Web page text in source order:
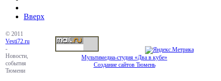
Вверх
© 2011
Vesti72.ru
-
Новости,
события
Тюмени
Мультимедиа-студия «Два в кубе»
Создание сайтов Тюмень